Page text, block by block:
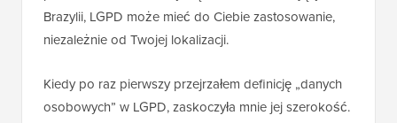
Brazylii, LGPD może mieć do Ciebie zastosowanie,
niezależnie od Twojej lokalizacji.
Kiedy po raz pierwszy przejrzałem definicję „danych
osobowych” w LGPD, zaskoczyła mnie jej szerokość.